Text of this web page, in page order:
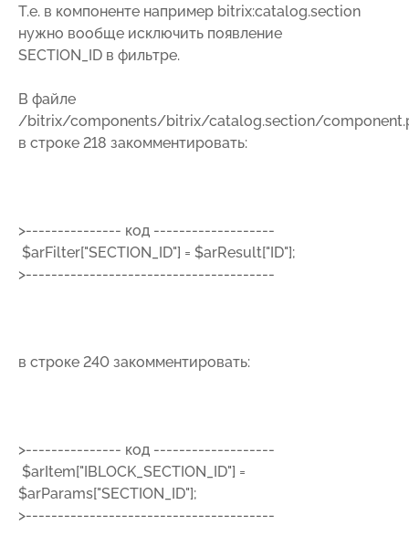
Т.е. в компоненте например bitrix:catalog.section
нужно вообще исключить появление
SECTION_ID в фильтре.
В файле
/bitrix/components/bitrix/catalog.section/
в строке 218 закомментировать:
>--------------- код -------------------
$arFilter["SECTION_ID"] = $arResult["ID"];
>---------------------------------------
в строке 240 закомментировать:
>--------------- код -------------------
$arItem["IBLOCK_SECTION_ID"] =
$arParams["SECTION_ID"];
>---------------------------------------